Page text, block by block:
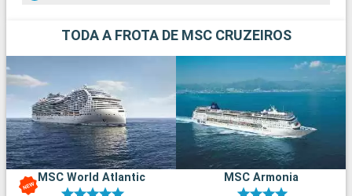
TODA A FROTA DE MSC CRUZEIROS
MSC World Atlantic MSC Armonia